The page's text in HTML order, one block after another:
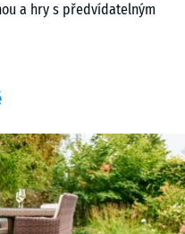
a hry s předvídatelným